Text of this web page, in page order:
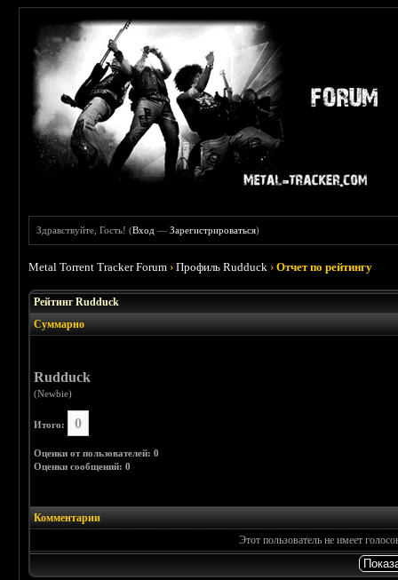
Здравствуйте, Гость! (Вход —Зарегистрироваться)
Metal Torrent Tracker Forum ›Профиль Rudduck ›Отчет по рейтингу
Рейтинг Rudduck
Суммарно
Rudduck
(Newbie)
Итого: 0
Оценки от пользователей: 0
Оценки сообщений: 0
Комментарии
Этот пользователь не имеет